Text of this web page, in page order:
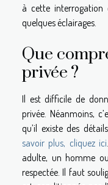
à cette interrogation
quelques éclairages.
Que
privée ?
Il est difficile de
privée. Néanmoins,
qu’il existe des
savoir plus, cliquez ici
adulte, un homme
respectée. Il faut